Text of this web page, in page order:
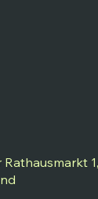
Rathausmarkt